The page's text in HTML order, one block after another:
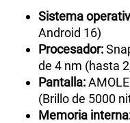
Sistema
Android 16)
Procesador:
de 4 nm (hasta
Pantalla:
(Brillo de 5000
Memoria